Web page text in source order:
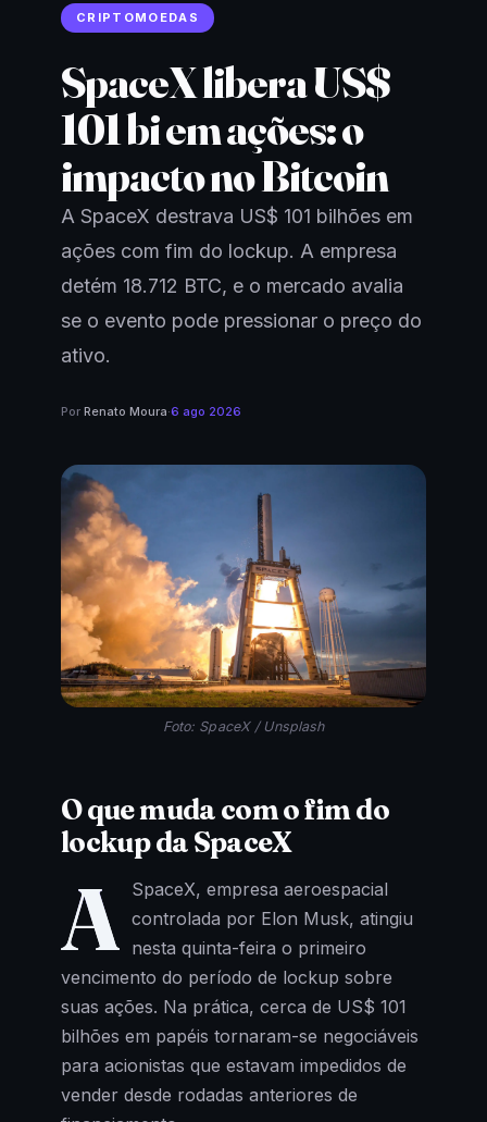
CRIPTOMOEDAS
SpaceX libera US$
101 bi em ações: o
impacto no Bitcoin
A SpaceX destrava US$ 101 bilhões em
ações com fim do lockup. A empresa
detém 18.712 BTC, e o mercado avalia
se o evento pode pressionar o preço do
ativo.
Por Renato Moura·6 ago 2026
Foto: SpaceX / Unsplash
O que muda com o fim do
lockup da SpaceX
A SpaceX, empresa aeroespacial
controlada por Elon Musk, atingiu
nesta quinta-feira o primeiro
vencimento do período de lockup sobre
suas ações. Na prática, cerca de US$ 101
bilhões em papéis tornaram-se negociáveis
para acionistas que estavam impedidos de
vender desde rodadas anteriores de